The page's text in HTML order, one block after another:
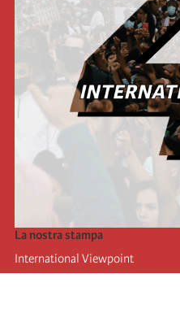
La nostra stampa
International Viewpoint